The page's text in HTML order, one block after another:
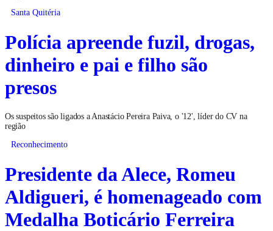
Santa Quitéria
Polícia apreende fuzil, drogas,
dinheiro e pai e filho são
presos
Os suspeitos são ligados a Anastácio Pereira Paiva, o '12', líder do CV na
região
Reconhecimento
Presidente da Alece, Romeu
Aldigueri, é homenageado com
Medalha Boticário Ferreira